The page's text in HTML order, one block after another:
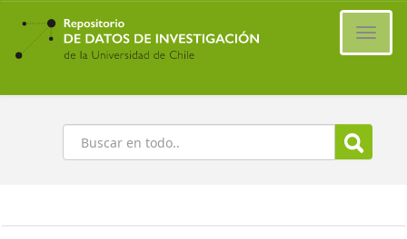
Ir
contenido
principal
Buscar